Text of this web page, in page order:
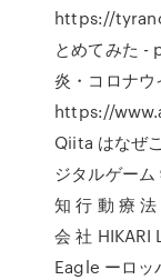
https://
とめてみた
炎・コロナ
https://
Qiita はなぜ
ジタルゲー
知 行 動 療
会 社
Eagle ーロッ